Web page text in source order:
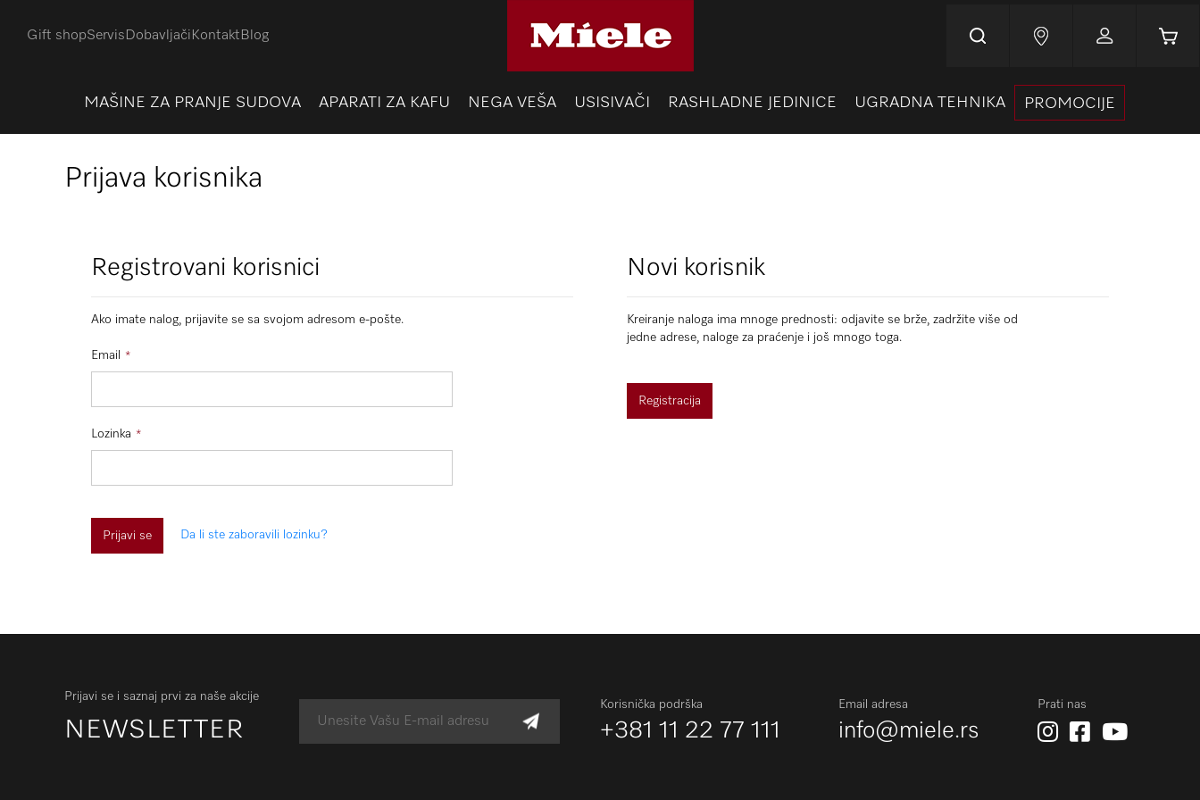
Gift shopServis Dobavljači Kontakt Blog
MAŠINE ZA PRANJE SUDOVA APARATI ZA KAFU NEGA VEŠA USISIVAČI RASHLADNE JEDINICE UGRADNA TEHNIKA PROMOCIJE
Prijava korisnika
Registrovani korisnici
Ako imate nalog, prijavite se sa svojom adresom e-pošte.
Email
Lozinka
Prijavi se Da li ste zaboravili lozinku?
Novi korisnik
Kreiranje naloga ima mnoge prednosti: odjavite se brže, zadržite više od
jedne adrese, naloge za praćenje i još mnogo toga.
Registracija
Prijavi se i saznaj prvi za naše akcije
NEWSLETTER
Korisnička podrška
+381 11 22 77 111
Email adresa
info@miele.rs
Prati nas